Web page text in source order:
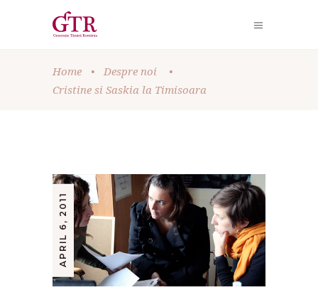
Home • Despre noi
•
Cristine si Saskia la Timisoara
APRIL 6, 2011